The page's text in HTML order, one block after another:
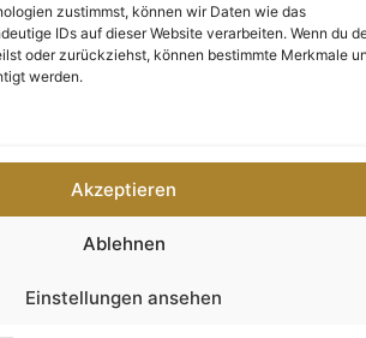
zustimmst, können wir Daten wie das
IDs auf dieser Website verarbeiten. Wenn du
oder zurückziehst, können bestimmte Merkmale
werden.
Akzeptieren
Ablehnen
Einstellungen ansehen